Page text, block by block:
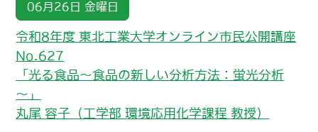
06月26日 金曜日
令和8年度 東北工業大学オンライン市民公開講座
No.627
「光る食品～食品の新しい分析方法：蛍光分析
～」
丸尾 容子（工学部 環境応用化学課程 教授）